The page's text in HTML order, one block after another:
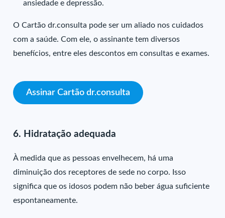
ansiedade e depressão.
O Cartão dr.consulta pode ser um aliado nos cuidados
com a saúde. Com ele, o assinante tem diversos
benefícios, entre eles descontos em consultas e exames.
Assinar Cartão dr.consulta
6. Hidratação adequada
À medida que as pessoas envelhecem, há uma
diminuição dos receptores de sede no corpo. Isso
significa que os idosos podem não beber água suficiente
espontaneamente.